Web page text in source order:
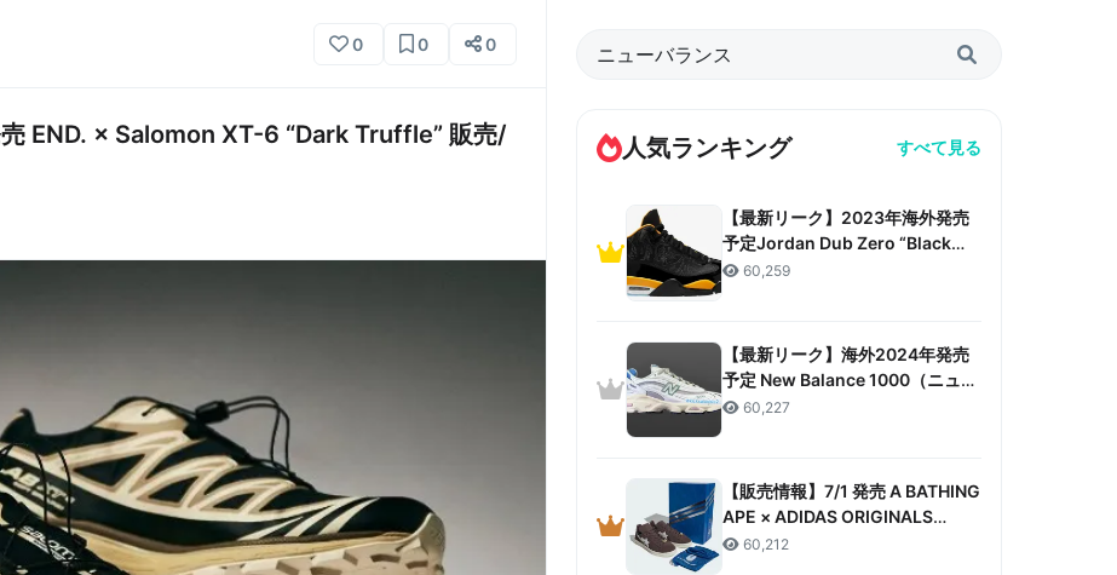
0 0 0
END. × Salomon XT-6 “Dark Truffle” 販売/
人気ランキング すべて見る
【最新リーク】2023年海外発売
予定Jordan Dub Zero “Black
Taxi”リーク情報まとめ
60,259
【最新リーク】海外2024年発売
予定 New Balance 1000（ニュー
バランス 1000）リーク情報まと
60,227
【販売情報】7/1 発売 A BATHING
APE × ADIDAS ORIGINALS
CAMPUS 80S “30TH
60,212